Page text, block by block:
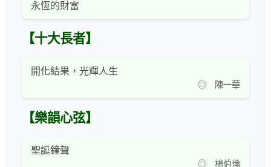
永恆的財富
【十大長者】
開化結果，光輝人生
◎ 陳一華
【樂韻心弦】
聖誕鐘聲
◎ 楊伯倫